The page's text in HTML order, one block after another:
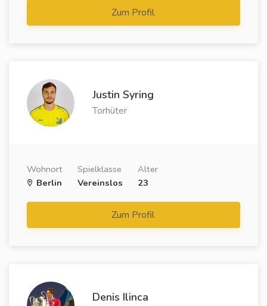
Zum Profil
Justin Syring
Torhüter
Wohnort
Berlin
Spielklasse
Vereinslos
Alter
23
Zum Profil
Denis Ilinca